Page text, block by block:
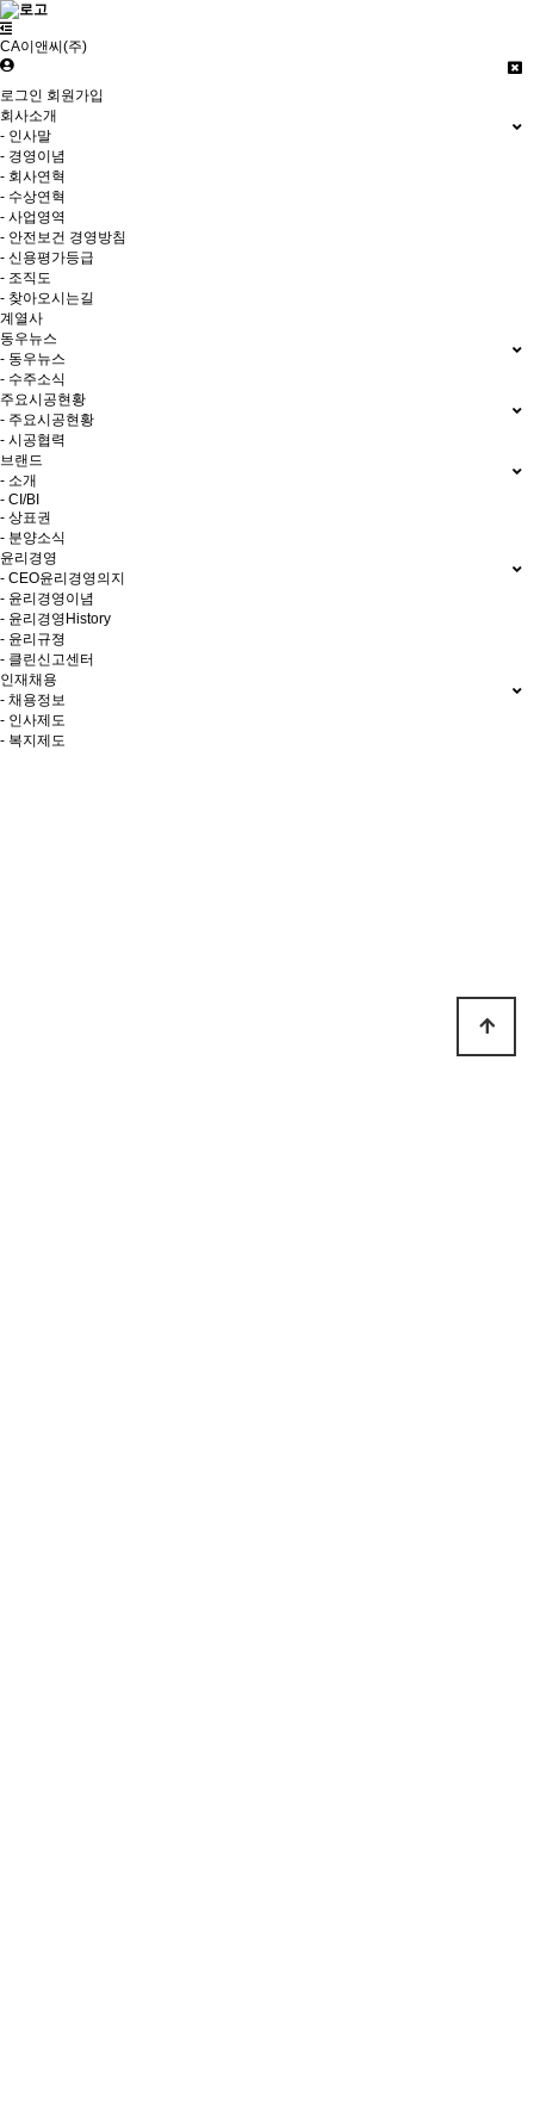
CA이앤씨(주)
로그인 회원가입
회사소개
- 인사말
- 경영이념
- 회사연혁
- 수상연혁
- 사업영역
- 안전보건 경영방침
- 신용평가등급
- 조직도
- 찾아오시는길
계열사
동우뉴스
- 동우뉴스
- 수주소식
주요시공현황
- 주요시공현황
- 시공협력
브랜드
- 소개
- CI/BI
- 상표권
- 분양소식
윤리경영
- CEO윤리경영의지
- 윤리경영이념
- 윤리경영History
- 윤리규졍
- 클린신고센터
인재채용
- 채용정보
- 인사제도
- 복지제도